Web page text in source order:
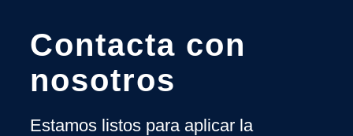
Contacta con
nosotros
Estamos listos para aplicar la